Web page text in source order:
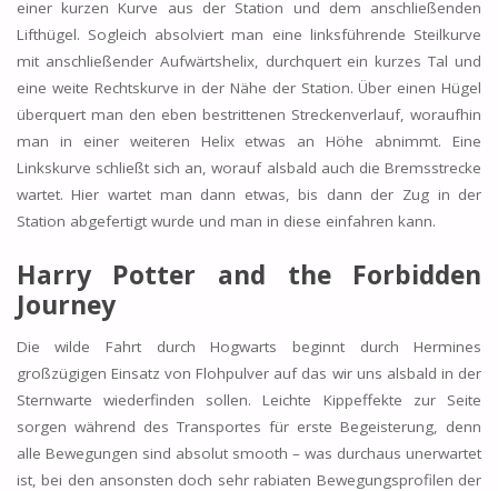
einer kurzen Kurve aus der Station und dem anschließenden
Lifthügel. Sogleich absolviert man eine linksführende Steilkurve
mit anschließender Aufwärtshelix, durchquert ein kurzes Tal und
eine weite Rechtskurve in der Nähe der Station. Über einen Hügel
überquert man den eben bestrittenen Streckenverlauf, woraufhin
man in einer weiteren Helix etwas an Höhe abnimmt. Eine
Linkskurve schließt sich an, worauf alsbald auch die Bremsstrecke
wartet. Hier wartet man dann etwas, bis dann der Zug in der
Station abgefertigt wurde und man in diese einfahren kann.
Harry Potter and the Forbidden
Journey
Die wilde Fahrt durch Hogwarts beginnt durch Hermines
großzügigen Einsatz von Flohpulver auf das wir uns alsbald in der
Sternwarte wiederfinden sollen. Leichte Kippeffekte zur Seite
sorgen während des Transportes für erste Begeisterung, denn
alle Bewegungen sind absolut smooth – was durchaus unerwartet
ist, bei den ansonsten doch sehr rabiaten Bewegungsprofilen der